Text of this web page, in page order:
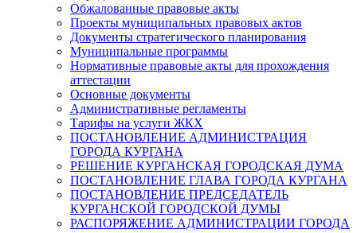
Обжалованные правовые акты
Проекты муниципальных правовых актов
Документы стратегического планирования
Муниципальные программы
Нормативные правовые акты для прохождения
аттестации
Основные документы
Административные регламенты
Тарифы на услуги ЖКХ
ПОСТАНОВЛЕНИЕ АДМИНИСТРАЦИЯ
ГОРОДА КУРГАНА
РЕШЕНИЕ КУРГАНСКАЯ ГОРОДСКАЯ ДУМА
ПОСТАНОВЛЕНИЕ ГЛАВА ГОРОДА КУРГАНА
ПОСТАНОВЛЕНИЕ ПРЕДСЕДАТЕЛЬ
КУРГАНСКОЙ ГОРОДСКОЙ ДУМЫ
РАСПОРЯЖЕНИЕ АДМИНИСТРАЦИИ ГОРОДА